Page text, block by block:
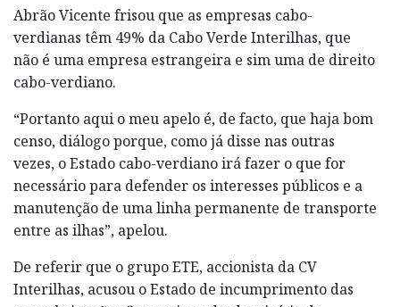
Abrão Vicente frisou que as empresas cabo-
verdianas têm 49% da Cabo Verde Interilhas, que
não é uma empresa estrangeira e sim uma de direito
cabo-verdiano.
“Portanto aqui o meu apelo é, de facto, que haja bom
censo, diálogo porque, como já disse nas outras
vezes, o Estado cabo-verdiano irá fazer o que for
necessário para defender os interesses públicos e a
manutenção de uma linha permanente de transporte
entre as ilhas”, apelou.
De referir que o grupo ETE, accionista da CV
Interilhas, acusou o Estado de incumprimento das